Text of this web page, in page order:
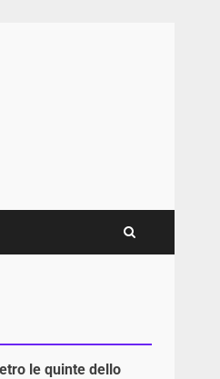
le quinte dello